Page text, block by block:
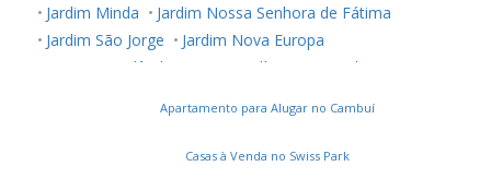
Serra Negra/SP
Sorocaba/SP
Sumaré/SP
Ubatuba/SP
Valinhos/SP
Vinhedo/SP
Jardim Minda
Jardim Nossa Senhora de Fátima
Jardim São Jorge
Jardim Nova Europa
Parque Ortolândia
Parque Olívio Franceschini
Parque São Miguel
Jardim Residencial Veccon Buriti
Apartamento para Alugar no Cambuí
Casas à Venda no Swiss Park